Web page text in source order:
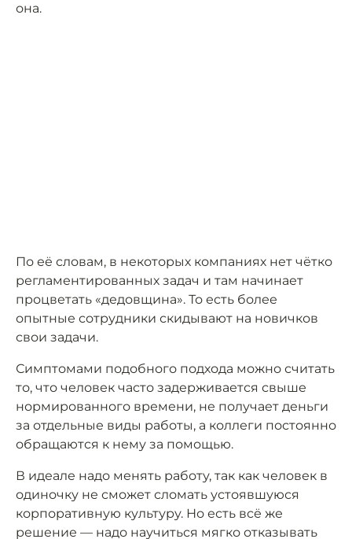
она.
По её словам, в некоторых компаниях нет чётко
регламентированных задач и там начинает
процветать «дедовщина». То есть более
опытные сотрудники скидывают на новичков
свои задачи.
Симптомами подобного подхода можно считать
то, что человек часто задерживается свыше
нормированного времени, не получает деньги
за отдельные виды работы, а коллеги постоянно
обращаются к нему за помощью.
В идеале надо менять работу, так как человек в
одиночку не сможет сломать устоявшуюся
корпоративную культуру. Но есть всё же
решение — надо научиться мягко отказывать